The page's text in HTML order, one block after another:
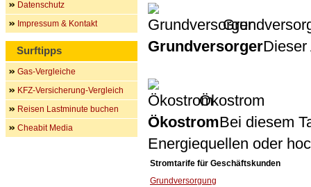
GrundversorgerDieser
Ökostrom
ÖkostromBei diesem
Energiequellen oder
Stromtarife für Geschäftskunden
Grundversorgung
Datenschutz
Impressum & Kontakt
Surftipps
Gas-Vergleiche
KFZ-Versicherung-Vergleich
Reisen Lastminute buchen
Cheabit Media